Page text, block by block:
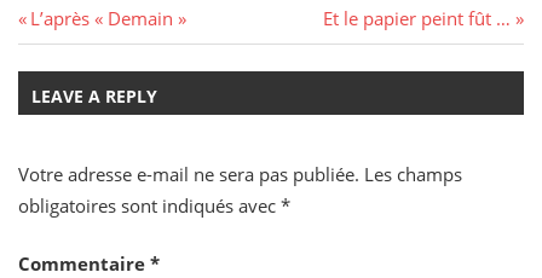
Navigation
de
l’article
Previous
Post:
L’après « Demain »
Next
Post:
Et le papier peint fût …
LEAVE A REPLY
Votre adresse e-mail ne sera pas publiée. Les champs
obligatoires sont indiqués avec *
Commentaire *